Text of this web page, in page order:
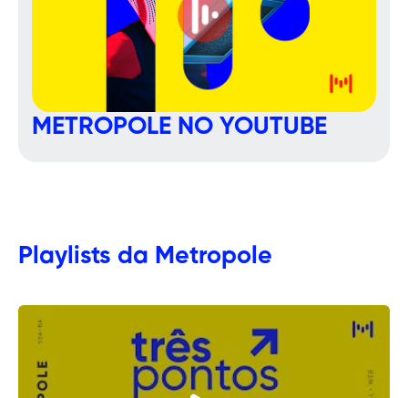
METROPOLE NO YOUTUBE
Playlists da Metropole